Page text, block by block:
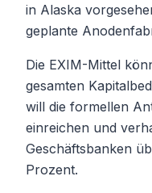
in Alaska
geplante
Die EXIM-Mittel
gesamten
will die formellen
einreichen und
Geschäftsbanken
Prozent.